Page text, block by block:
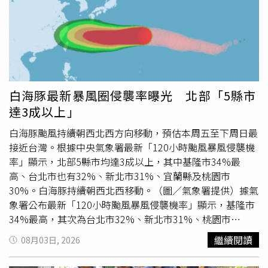
家警報內容顯示，「〔演習預告〕8月10日中部地區及8月
13日北部地區，將於14:30至15:00實施城鎮韌性（防空）演
習，模擬通訊設施遭受空襲，行動網路降速演練，屆時手機
上網將受影響，建議改用固網。演練事宜可至本會官網查
詢」。國家緊急警報內容。（圖／翻攝畫面）今年城鎮韌性
演習首度納入「行動網路降速」演練，模擬戰爭或重大災害
發生時行動通訊受阻的情境，將於8月10日（中部）、8月
13日（北部）下午2時30分至3時，進行30分鐘的行動網路
降速演練。國家通訊傳播委員會（NCC）提醒，演練期間，
民眾可把握3項原則，包括避免在演習時段利用手機處理重
要公務或交易、需要上網時優先改用固網，以及減少非必要
的網路使用，以免影響演習成效，也能提早適應行動網路受
限時的應變方式。「2026城鎮韌性（防空）演習」時程如
下：南部（台南市、高雄市、屏東縣）：8月7日上午10時
至10時30分。中部（苗栗縣、台中市、彰化縣、南投縣、
雲林縣、嘉義市、嘉義縣）：8月10日下午2時30分至3時
（同步辦理行動網路降速演練）。離島（金門縣、連江縣、
澎湖縣）：8月11日下午1時30分至2時。東部（花蓮縣、台
東縣）：8月12日下午1時30分至2時。北部（宜蘭縣、基隆
白海豚最新暴風圈侵襲率曝光 北部「5縣市
達3成以上」
白海豚颱風持續朝西北西方向移動，預估本周五至下周日最
接近台灣。根據中央氣象署最新「120小時颱風暴風侵襲機
率」顯示，北部5縣市均達3成以上，其中基隆市34%最
高、台北市也有32%、新北市31%、宜蘭縣及桃園市
30%。白海豚持續朝西北西移動。（圖／氣象署提供）據氣
象署公布最新「120小時颱風暴風侵襲機率」顯示，基隆市
34%最高，其次為台北市32%、新北市31%、桃園市
30%、宜蘭縣30%、連江縣28%，
新竹市27%，
苗栗縣24%、花蓮縣22%、台中市19%、彰化縣18%、南
投縣17%、雲林縣15%、嘉義縣及嘉義市13%、金門縣及
08月03日, 2026 繼續閱讀